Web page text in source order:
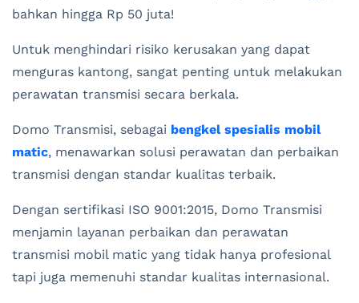
bahkan hingga Rp 50 juta!
Untuk menghindari risiko kerusakan yang dapat
menguras kantong, sangat penting untuk melakukan
perawatan transmisi secara berkala.
Domo Transmisi, sebagai bengkel spesialis mobil
matic, menawarkan solusi perawatan dan perbaikan
transmisi dengan standar kualitas terbaik.
Dengan sertifikasi ISO 9001:2015, Domo Transmisi
menjamin layanan perbaikan dan perawatan
transmisi mobil matic yang tidak hanya profesional
tapi juga memenuhi standar kualitas internasional.